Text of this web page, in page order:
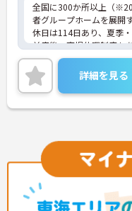
全国に300か所以上（
者グループホームを展開
休日は114日あり、夏季
前産後・育児休暇制度も
活躍中で、ワークライフ
働ける環境が整っていま
の受講支援もあり、スキ
ト。将来的には管理者や
ャリアアップも目指せま
をお持ちの方、安定した
方におすすめです。
★おすすめPOINT★
・生活支援員からスター
詳細を見る